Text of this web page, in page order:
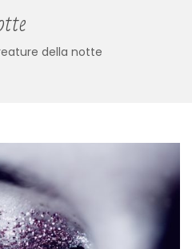
della notte